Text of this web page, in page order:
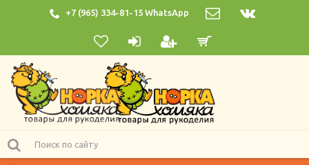
+7 (965) 334-81-15 WhatsApp